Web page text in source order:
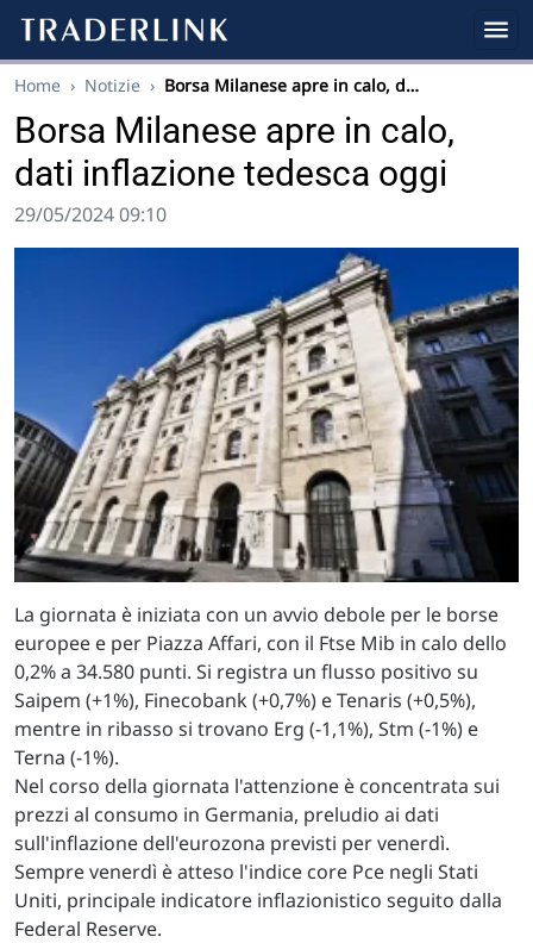
Home › Notizie › Borsa Milanese apre in calo, d…
Borsa Milanese apre in calo,
dati inflazione tedesca oggi
29/05/2024 09:10
La giornata è iniziata con un avvio debole per le borse
europee e per Piazza Affari, con il Ftse Mib in calo dello
0,2% a 34.580 punti. Si registra un flusso positivo su
Saipem (+1%), Finecobank (+0,7%) e Tenaris (+0,5%),
mentre in ribasso si trovano Erg (-1,1%), Stm (-1%) e
Terna (-1%).
Nel corso della giornata l'attenzione è concentrata sui
prezzi al consumo in Germania, preludio ai dati
sull'inflazione dell'eurozona previsti per venerdì.
Sempre venerdì è atteso l'indice core Pce negli Stati
Uniti, principale indicatore inflazionistico seguito dalla
Federal Reserve.